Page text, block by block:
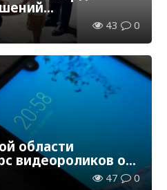
43 0
области
видеороликов о
и Конституции
47 0